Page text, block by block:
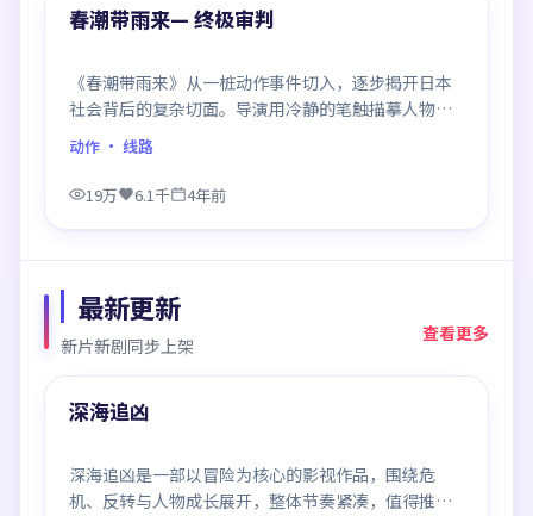
精选
春潮带雨来— 终极审判
《春潮带雨来》从一桩动作事件切入，逐步揭开日本
社会背后的复杂切面。导演用冷静的笔触描摹人物挣
扎，沉浸感极强，看完后劲十足。
动作 · 线路
19万 6.1千 4年前
最新更新
新片新剧同步上架
查看更多
最新
99:05
深海追凶
深海追凶是一部以冒险为核心的影视作品，围绕危
机、反转与人物成长展开，整体节奏紧凑，值得推荐